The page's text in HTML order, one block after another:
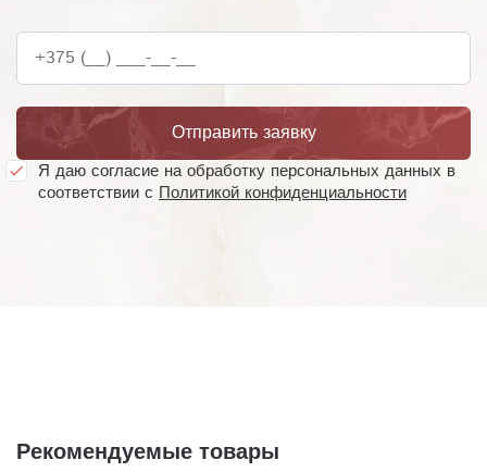
+375 (__) ___-__-__
Отправить заявку
Я даю согласие на обработку персональных данных в
соответствии с Политикой конфиденциальности
Рекомендуемые товары